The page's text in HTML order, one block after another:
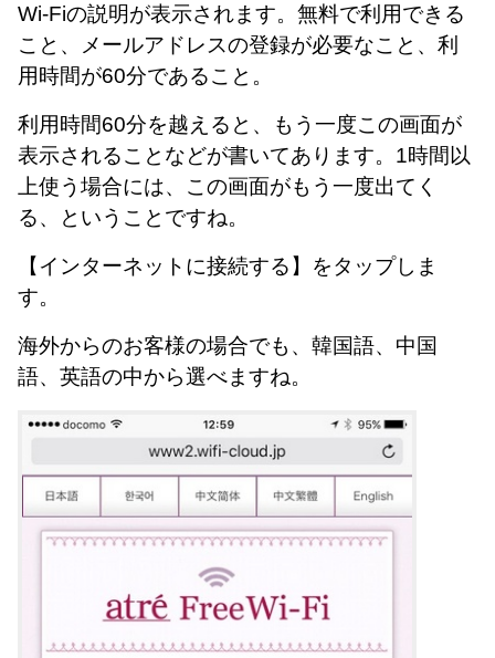
Wi-Fiの説明が表示されます。無料で利用できる
こと、メールアドレスの登録が必要なこと、利
用時間が60分であること。
利用時間60分を越えると、もう一度この画面が
表示されることなどが書いてあります。1時間以
上使う場合には、この画面がもう一度出てく
る、ということですね。
【インターネットに接続する】をタップしま
す。
海外からのお客様の場合でも、韓国語、中国
語、英語の中から選べますね。